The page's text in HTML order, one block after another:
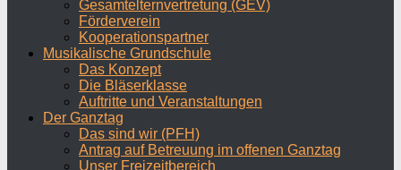
Gesamtelternvertretung (GEV)
Förderverein
Kooperationspartner
Musikalische Grundschule
Das Konzept
Die Bläserklasse
Auftritte und Veranstaltungen
Der Ganztag
Das sind wir (PFH)
Antrag auf Betreuung im offenen Ganztag
Unser Freizeitbereich